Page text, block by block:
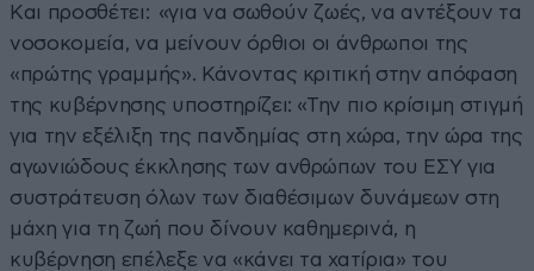
Kαι προσθέτει: «για να σωθούν ζωές, να αντέξουν τα
νοσοκομεία, να μείνουν όρθιοι οι άνθρωποι της
«πρώτης γραμμής». Κάνοντας κριτική στην απόφαση
της κυβέρνησης υποστηρίζει: «Την πιο κρίσιμη στιγμή
για την εξέλιξη της πανδημίας στη χώρα, την ώρα της
αγωνιώδους έκκλησης των ανθρώπων του ΕΣΥ για
συστράτευση όλων των διαθέσιμων δυνάμεων στη
μάχη για τη ζωή που δίνουν καθημερινά, η
κυβέρνηση επέλεξε να «κάνει τα χατίρια» του